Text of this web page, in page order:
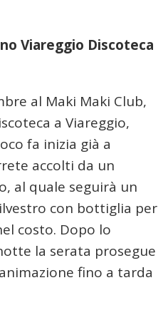
Viareggio Discoteca
al Maki Maki Club,
a Viareggio,
fa inizia già a
accolti da un
al quale seguirà un
con bottiglia per
costo. Dopo lo
la serata prosegue
fino a tarda